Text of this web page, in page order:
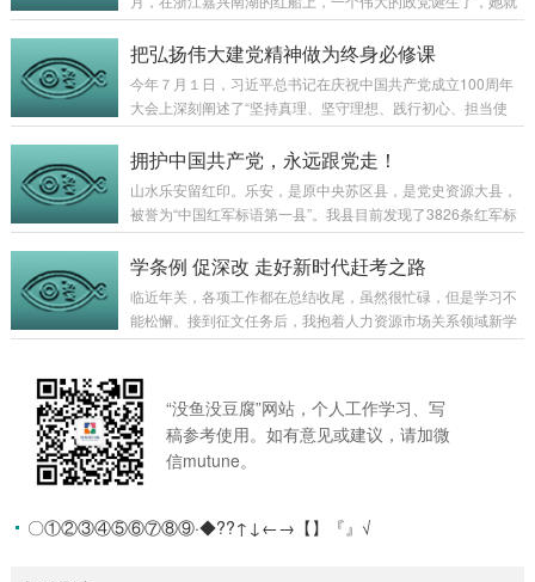
年来，全国9899万农村贫困人口全部脱贫，832个贫困县全部
决，完成了消除绝对贫困的艰巨任务，...
中国共产党！如今，伟大的中国共产党100岁了，她悄然的在
历史长河中磕磕碰碰的走过了100年，用血泪在这条波涛汹涌
地革命战争时期，苏区军民书写的“红色印记”，便是其中浓墨
重彩的一笔。“勇敢坚决的工农当红军去”、“彻底粉碎敌人四次
鳌溪镇罗山...
把弘扬伟大建党精神做为终身必修课
今年７月１日，习近平总书记在庆祝中国共产党成立100周年
大会上深刻阐述了“坚持真理、坚守理想、践行初心、担当使
命、不怕牺牲、英勇斗争、对党忠诚、不负人民”的伟大建党精
神。32字建党精神是我党宗旨和100年光辉奋斗历程的真实写
腾，我为祖国的强大感到自豪，为伟大建党精神深深感染。作
为一名共产党员，我要把弘扬伟大建党精神做为自己的终身必
党性修养和能力素质。弘扬伟大建党精神，...
拥护中国共产党，永远跟党走！
山水乐安留红印。乐安，是原中央苏区县，是党史资源大县，
被誉为“中国红军标语第一县”。我县目前发现了3826条红军标
语，被书写在全县各村的民居、古祠的内外墙或隔板上。这些
珍贵的“红色印记”是80多年前中国土地革命战争时期苏区军民
峥嵘岁月。千条红军标语是一部浓缩的党史。乐安是第四次
反“围剿”的主战场。在这片红色的土地上，发生过“登仙桥大
共产党党史和军史的重要组成部分。...
学条例 促深改 走好新时代赶考之路
临近年关，各项工作都在总结收尾，虽然很忙碌，但是学习不
能松懈。接到征文任务后，我抱着人力资源市场关系领域新学
员的心态，开始了对“新条例”（《江西省人力资源市场条
义。《条例》是省人社厅根据有关法律、法规，结合江西省实
际，制定出台的第一部地方性法规，自2021年6月30日起施
行。《条例》在我省人力资源市场发展历程上具有里程碑意
义，从法治层面将我省近年来在人力资源市场工作中形成的制
度创新成果上升为地方性法规，为全省人力资源市场培育...
“没鱼没豆腐”网站，个人工作学习、写
稿参考使用。如有意见或建议，请加微
信mutune。
〇①②③④⑤⑥⑦⑧⑨·◆??↑↓←→【】『』√